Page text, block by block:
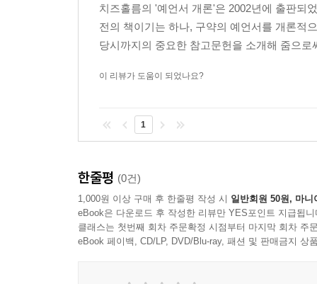
치즈홀름의 '예언서 개론'은 2002년에 출판되
전의 책이기는 하나, 구약의 예언서를 개론적
당시까지의 중요한 참고문헌을 소개해 줌으
이 리뷰가 도움이 되었나요?
1
한줄평 (0건)
1,000원 이상 구매 후 한줄평 작성 시 일반회원 50원, 마니
eBook은 다운로드 후 작성한 리뷰만 YES포인트 지급됩니
클래스는 첫번째 회차 주문확정 시점부터 마지막 회차 주
eBook 페이백, CD/LP, DVD/Blu-ray, 패션 및 판매금지 상